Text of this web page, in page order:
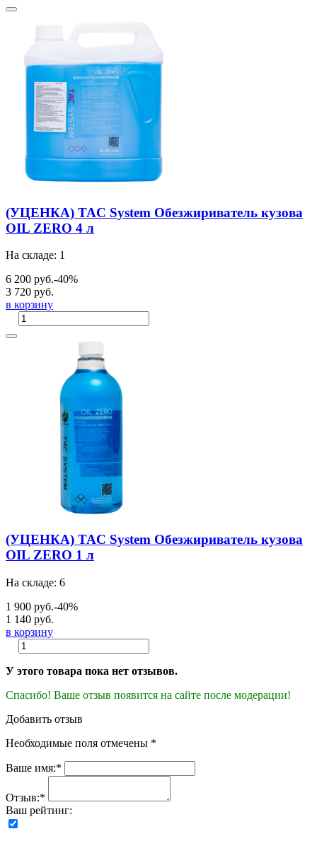
(УЦЕНКА) TAC System Обезжириватель кузова
OIL ZERO 4 л
На складе: 1
6 200 руб.-40%
3 720 руб.
в корзину
(УЦЕНКА) TAC System Обезжириватель кузова
OIL ZERO 1 л
На складе: 6
1 900 руб.-40%
1 140 руб.
в корзину
У этого товара пока нет отзывов.
Спасибо! Ваше отзыв появится на сайте после модерации!
Добавить отзыв
Необходимые поля отмечены *
Ваше имя:*
Отзыв:*
Ваш рейтинг: